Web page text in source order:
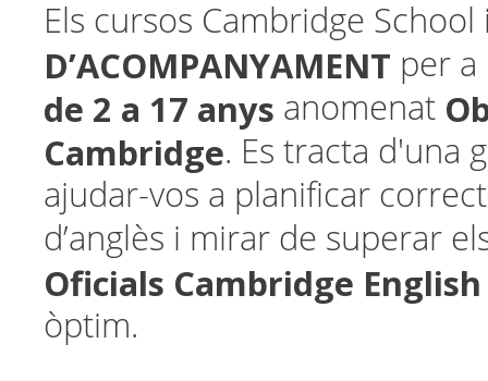
Els cursos Cambridge
D’ACOMPANYAMENT per a
de 2 a 17 anys anomenat
Cambridge. Es tracta d'una
ajudar-vos a planificar
d’anglès i mirar de superar
Oficials Cambridge
òptim.